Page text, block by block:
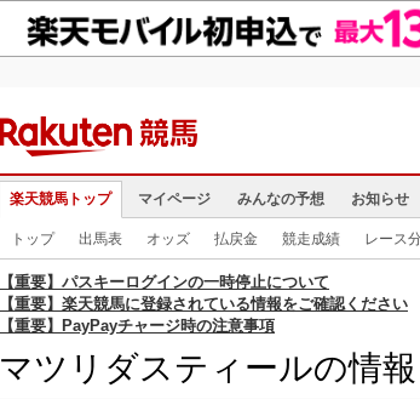
楽天競馬トップ マイページ みんなの予想 お知らせ
トップ 出馬表 オッズ 払戻金 競走成績 レース
【重要】パスキーログインの一時停止について
【重要】楽天競馬に登録されている情報をご確認ください
【重要】PayPayチャージ時の注意事項
マツリダスティールの情報